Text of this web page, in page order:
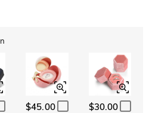
$45.00 $30.00